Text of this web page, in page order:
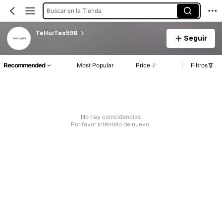
Buscar en la Tienda
TeHuiTao598
Seguir
Recommended Most Popular Price Filtros
No hay coincidencias
Por favor inténtelo de nuevo.